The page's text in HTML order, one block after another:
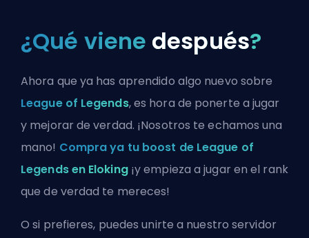
¿Qué viene después?
Ahora que ya has aprendido algo nuevo sobre
League of Legends, es hora de ponerte a jugar
y mejorar de verdad. ¡Nosotros te echamos una
mano! Compra ya tu boost de League of
Legends en Eloking¡y empieza a jugar en el rank
que de verdad te mereces!
O si prefieres, puedesunirte a nuestro servidor